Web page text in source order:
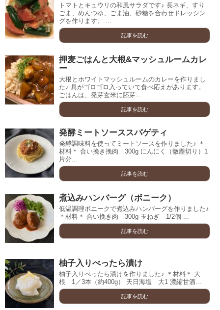
トマトとキュウリの和風サラダです♪ 長ネギ、すり
ごま、めんつゆ、ごま油、砂糖を合わせドレッシン
グを作ります。 ...
記事を読む
押麦ごはんと大根&マッシュルームカレ
ー
大根とホワイトマッシュルームのカレーを作りまし
た♪ 具がゴロゴロ入っていて食べ応えがあります。
ごはんは、発芽玄米に胚芽...
記事を読む
発酵ミートソーススパゲティ
発酵調味料を使ってミートソースを作りました♪ ＊
材料＊ 合い挽き挽肉 300g にんにく（微塵切り）1
片分...
記事を読む
煮込みハンバーグ（ボニーク）
低温調理ボニークで煮込みハンバーグを作りました♪
＊材料＊ 合い挽き肉 300g 玉ねぎ 1/2個 ...
記事を読む
柚子入りべったら漬け
柚子入りべったら漬けを作りました♪ ＊材料＊ 大
根 1／3本（約400g） 天日海塩 大1 濃縮甘酒...
記事を読む